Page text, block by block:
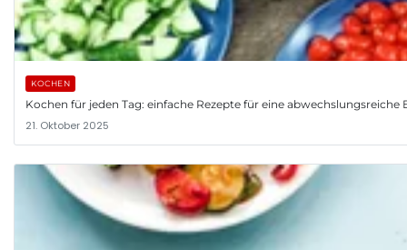
KOCHEN
Kochen für jeden Tag: einfache Rezepte für eine abwechslungsreiche
21. Oktober 2025